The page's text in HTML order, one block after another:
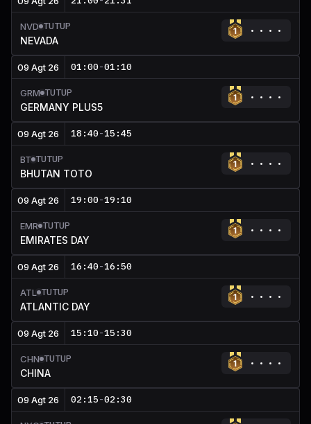
NVD TUTUP
NEVADA
09 Agt 26 01:00-01:10
GRM TUTUP
GERMANY PLUS5
09 Agt 26 18:40-15:45
BT TUTUP
BHUTAN TOTO
09 Agt 26 19:00-19:10
EMR TUTUP
EMIRATES DAY
09 Agt 26 16:40-16:50
ATL TUTUP
ATLANTIC DAY
09 Agt 26 15:10-15:30
CHN TUTUP
CHINA
09 Agt 26 02:15-02:30